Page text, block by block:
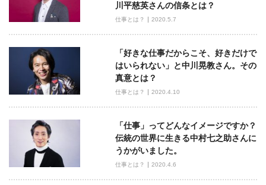
ョ
ン
川平慈英さんの信条とは？
仕事とは？ 2020.5.7
「好きな仕事だからこそ、好きだけで
はいられない」と中川晃教さん。その
真意とは？
仕事とは？ 2020.4.10
「仕事」ってどんなイメージですか？
伝統の世界に生きる中村七之助さんに
うかがいました。
仕事とは？ 2020.4.6